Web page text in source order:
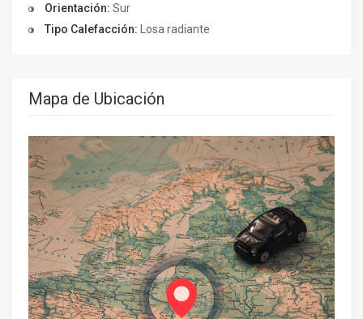
Orientación: Sur
Tipo Calefacción: Losa radiante
Mapa de Ubicación